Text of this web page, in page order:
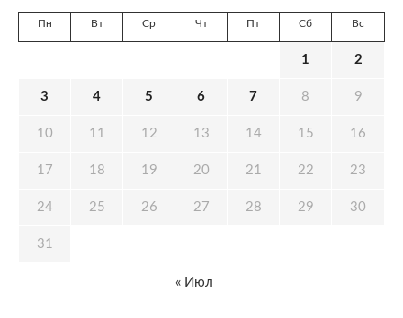
Пн Вт Ср Чт Пт Сб Вс
1 2
3 4 5 6 7 8 9
10 11 12 13 14 15 16
17 18 19 20 21 22 23
24 25 26 27 28 29 30
31
« Июл